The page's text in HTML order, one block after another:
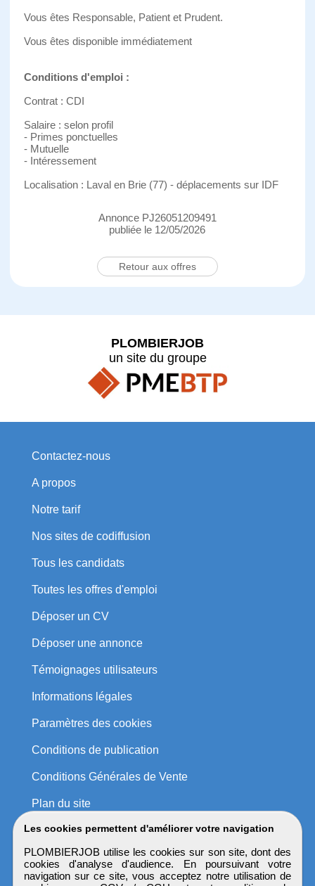
Vous êtes Responsable, Patient et Prudent.
Vous êtes disponible immédiatement
Conditions d'emploi :
Contrat : CDI
Salaire : selon profil
- Primes ponctuelles
- Mutuelle
- Intéressement
Localisation : Laval en Brie (77) - déplacements sur IDF
Annonce PJ26051209491
publiée le 12/05/2026
Retour aux offres
Les cookies permettent d'améliorer votre navigation
PLOMBIERJOB utilise les cookies sur son site, dont des
cookies d'analyse d'audience. En poursuivant votre
navigation sur ce site, vous acceptez notre utilisation de
PLOMBIERJOB
un site du groupe
Contactez-nous
A propos
Notre tarif
Nos sites de codiffusion
Tous les candidats
Toutes les offres d'emploi
Déposer un CV
Déposer une annonce
Témoignages utilisateurs
Informations légales
Paramètres des cookies
Conditions de publication
Conditions Générales de Vente
Plan du site